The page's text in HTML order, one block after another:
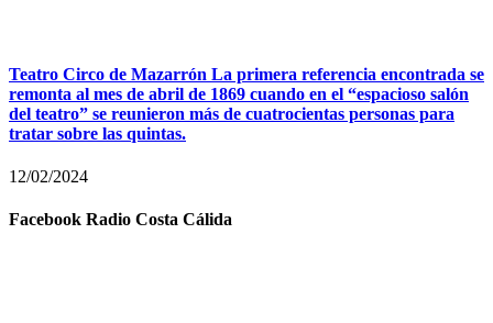
Teatro Circo de Mazarrón La primera referencia encontrada se
remonta al mes de abril de 1869 cuando en el “espacioso salón
del teatro” se reunieron más de cuatrocientas personas para
tratar sobre las quintas.
12/02/2024
Facebook Radio Costa Cálida